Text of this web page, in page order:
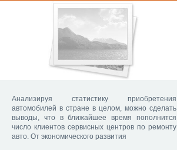
Анализируя статистику приобретения
автомобилей в стране в целом, можно сделать
выводы, что в ближайшее время пополнится
число клиентов сервисных центров по ремонту
авто. От экономического развития